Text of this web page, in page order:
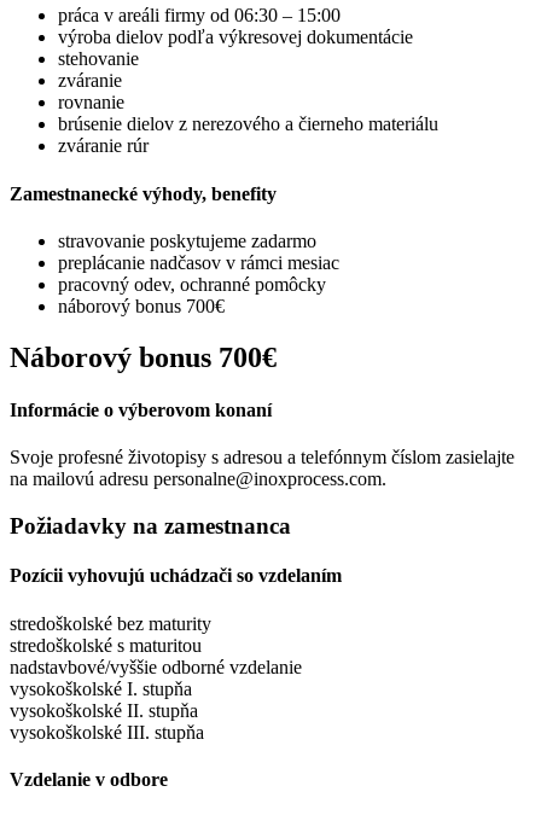
práca v areáli firmy od 06:30 – 15:00
výroba dielov podľa výkresovej dokumentácie
stehovanie
zváranie
rovnanie
brúsenie dielov z nerezového a čierneho materiálu
zváranie rúr
Zamestnanecké výhody, benefity
stravovanie poskytujeme zadarmo
preplácanie nadčasov v rámci mesiac
pracovný odev, ochranné pomôcky
náborový bonus 700€
Náborový bonus 700€
Informácie o výberovom konaní
Svoje profesné životopisy s adresou a telefónnym číslom zasielajte
na mailovú adresu personalne@inoxprocess.com.
Požiadavky na zamestnanca
Pozícii vyhovujú uchádzači so vzdelaním
stredoškolské bez maturity
stredoškolské s maturitou
nadstavbové/vyššie odborné vzdelanie
vysokoškolské I. stupňa
vysokoškolské II. stupňa
vysokoškolské III. stupňa
Vzdelanie v odbore